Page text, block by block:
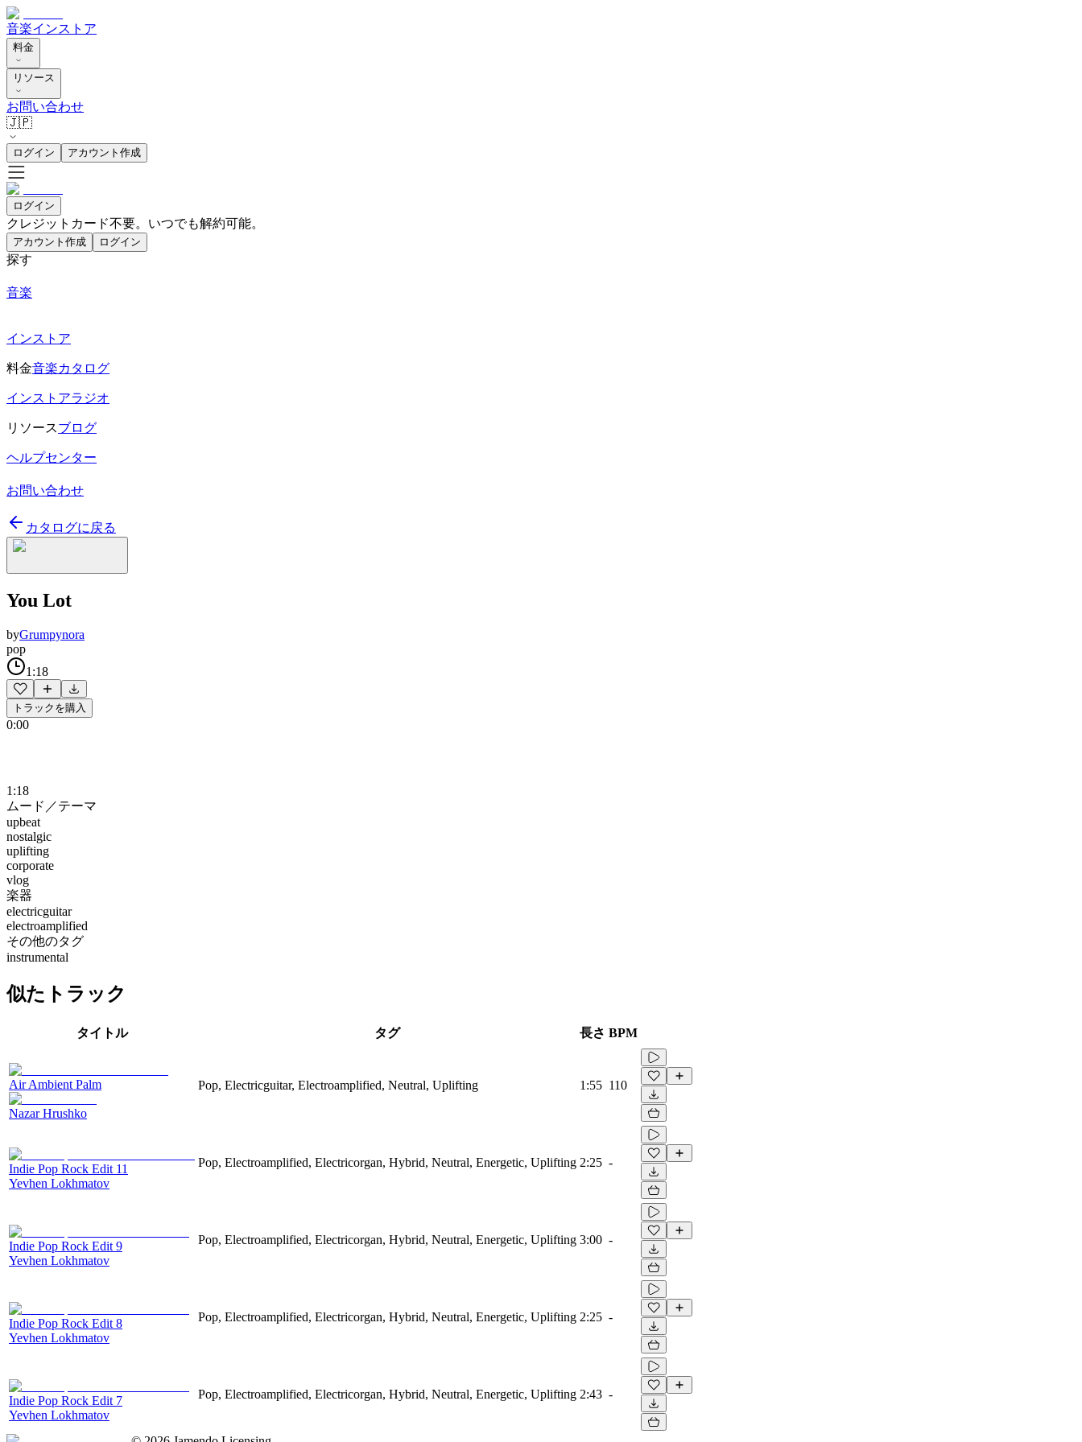
音楽インストア
料金
リソース
お問い合わせ
🇯🇵
ログイン アカウント作成
ログイン
クレジットカード不要。いつでも解約可能。
アカウント作成 ログイン
探す
音楽
インストア
料金音楽カタログ
インストアラジオ
リソースブログ
ヘルプセンター
お問い合わせ
カタログに戻る
You Lot
byGrumpynora
pop
1:18
トラックを購入
0:00
1:18
ムード／テーマ
upbeat
nostalgic
uplifting
corporate
vlog
楽器
electricguitar
electroamplified
その他のタグ
instrumental
似たトラック
タイトル タグ 長さ BPM
Air Ambient Palm
Nazar Hrushko
Pop, Electricguitar, Electroamplified, Neutral, Uplifting 1:55 110
Indie Pop Rock Edit 11
Yevhen Lokhmatov
Pop, Electroamplified, Electricorgan, Hybrid, Neutral, Energetic, Uplifting 2:25 -
Indie Pop Rock Edit 9
Yevhen Lokhmatov
Pop, Electroamplified, Electricorgan, Hybrid, Neutral, Energetic, Uplifting 3:00 -
Indie Pop Rock Edit 8
Yevhen Lokhmatov
Pop, Electroamplified, Electricorgan, Hybrid, Neutral, Energetic, Uplifting 2:25 -
Indie Pop Rock Edit 7
Yevhen Lokhmatov
Pop, Electroamplified, Electricorgan, Hybrid, Neutral, Energetic, Uplifting 2:43 -